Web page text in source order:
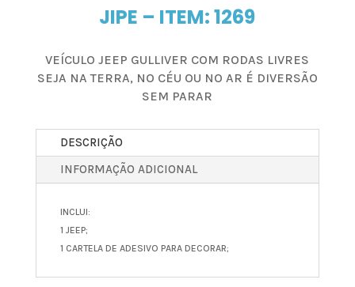
JIPE – ITEM: 1269
VEÍCULO JEEP GULLIVER COM RODAS LIVRES
SEJA NA TERRA, NO CÉU OU NO AR É DIVERSÃO
SEM PARAR
DESCRIÇÃO
INFORMAÇÃO ADICIONAL
INCLUI:
1 JEEP;
1 CARTELA DE ADESIVO PARA DECORAR;